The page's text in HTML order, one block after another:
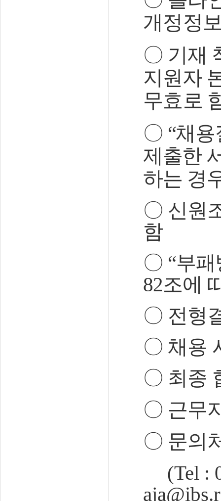
개정정
〇 기재
지원자
무효로
〇 “채용
제출한
하는 경
〇 신원
함
〇 “부패
82조에
〇 전형
〇 채용
〇 최종
〇 근무
〇 문의
(Tel :